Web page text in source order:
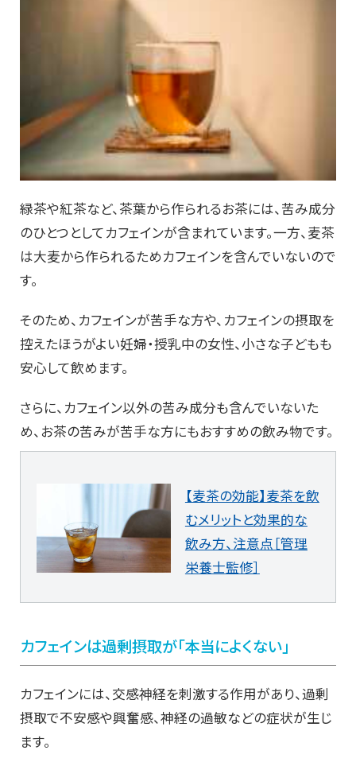
緑茶や紅茶など、茶葉から作られるお茶には、苦み成分
のひとつとしてカフェインが含まれています。一方、麦茶
は大麦から作られるためカフェインを含んでいないので
す。
そのため、カフェインが苦手な方や、カフェインの摂取を
控えたほうがよい妊婦・授乳中の女性、小さな子どもも
安心して飲めます。
さらに、カフェイン以外の苦み成分も含んでいないた
め、お茶の苦みが苦手な方にもおすすめの飲み物です。
【麦茶の効能】麦茶を飲
むメリットと効果的な
飲み方、注意点［管理
栄養士監修］
カフェインは過剰摂取が「本当によくない」
カフェインには、交感神経を刺激する作用があり、過剰
摂取で不安感や興奮感、神経の過敏などの症状が生じ
ます。